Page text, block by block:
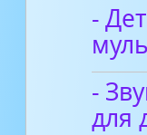
-
-
для